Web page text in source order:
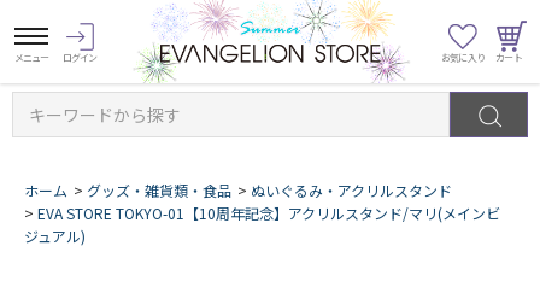
キーワードから探す
ホーム > グッズ・雑貨類・食品 > ぬいぐるみ・アクリルスタンド
> EVA STORE TOKYO-01【10周年記念】アクリルスタンド/マリ(メインビ
ジュアル)